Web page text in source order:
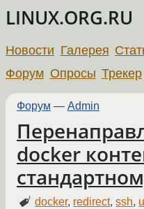
LINUX.ORG.RU
Новости Галерея
Форум Опросы Трекер
Форум — Admin
docker
docker, redirect,ssh,